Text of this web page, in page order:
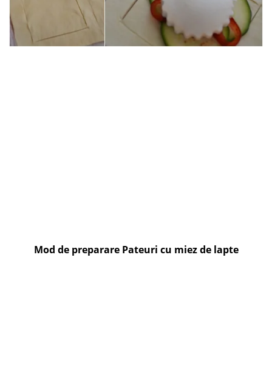
Mod de preparare Pateuri cu miez de lapte